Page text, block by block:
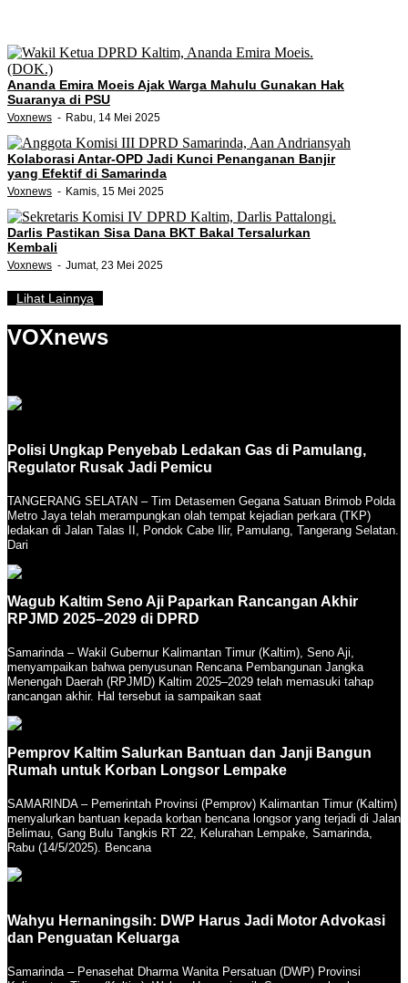
Ananda Emira Moeis Ajak Warga Mahulu Gunakan Hak
Suaranya di PSU
Voxnews Rabu, 14 Mei 2025
Kolaborasi Antar-OPD Jadi Kunci Penanganan Banjir
yang Efektif di Samarinda
Voxnews Kamis, 15 Mei 2025
Darlis Pastikan Sisa Dana BKT Bakal Tersalurkan
Kembali
Voxnews Jumat, 23 Mei 2025
Lihat Lainnya
VOXnews
Polisi Ungkap Penyebab Ledakan Gas di Pamulang,
Regulator Rusak Jadi Pemicu
TANGERANG SELATAN – Tim Detasemen Gegana Satuan Brimob Polda
Metro Jaya telah merampungkan olah tempat kejadian perkara (TKP)
ledakan di Jalan Talas II, Pondok Cabe Ilir, Pamulang, Tangerang Selatan.
Dari
Wagub Kaltim Seno Aji Paparkan Rancangan Akhir
RPJMD 2025–2029 di DPRD
Samarinda – Wakil Gubernur Kalimantan Timur (Kaltim), Seno Aji,
menyampaikan bahwa penyusunan Rencana Pembangunan Jangka
Menengah Daerah (RPJMD) Kaltim 2025–2029 telah memasuki tahap
rancangan akhir. Hal tersebut ia sampaikan saat
Pemprov Kaltim Salurkan Bantuan dan Janji Bangun
Rumah untuk Korban Longsor Lempake
SAMARINDA – Pemerintah Provinsi (Pemprov) Kalimantan Timur (Kaltim)
menyalurkan bantuan kepada korban bencana longsor yang terjadi di Jalan
Belimau, Gang Bulu Tangkis RT 22, Kelurahan Lempake, Samarinda,
Rabu (14/5/2025). Bencana
Wahyu Hernaningsih: DWP Harus Jadi Motor Advokasi
dan Penguatan Keluarga
Samarinda – Penasehat Dharma Wanita Persatuan (DWP) Provinsi